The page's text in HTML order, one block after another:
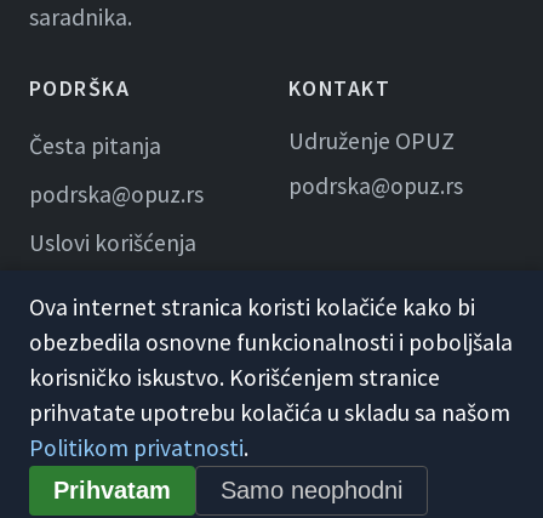
saradnika.
PODRŠKA
Česta pitanja
podrska@opuz.rs
Uslovi korišćenja
KONTAKT
Udruženje OPUZ
podrska@opuz.rs
© 2026 KME Opuz · Udruženje OPUZ
Opšti uslovi korišćenja
Ova internet stranica koristi kolačiće kako bi
obezbedila osnovne funkcionalnosti i poboljšala
korisničko iskustvo. Korišćenjem stranice
prihvatate upotrebu kolačića u skladu sa našom
Politikom privatnosti.
Prihvatam Samo neophodni